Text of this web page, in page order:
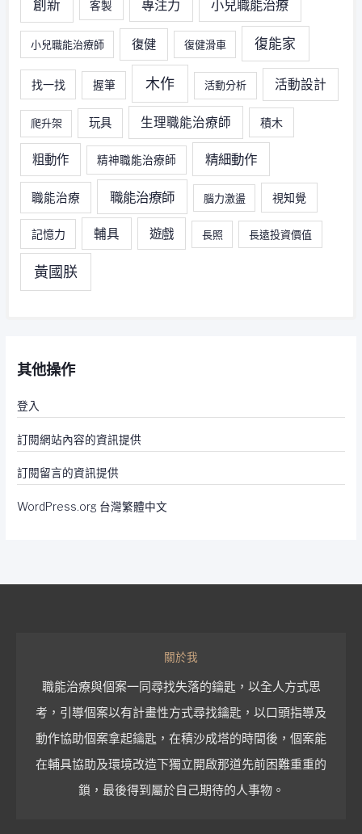
創新 客製 專注力 小兒職能治療
小兒職能治療師 復健 復健滑車 復能家
找一找 握筆 木作 活動分析 活動設計
爬升架 玩具 生理職能治療師 積木
粗動作 精神職能治療師 精細動作
職能治療 職能治療師 腦力激盪 視知覺
記憶力 輔具 遊戲 長照 長遠投資價值
黃國朕
其他操作
登入
訂閱網站內容的資訊提供
訂閱留言的資訊提供
WordPress.org 台灣繁體中文
關於我
職能治療與個案一同尋找失落的鑰匙，以全人方式思
考，引導個案以有計畫性方式尋找鑰匙，以口頭指導及
動作協助個案拿起鑰匙，在積沙成塔的時間後，個案能
在輔具協助及環境改造下獨立開啟那道先前困難重重的
鎖，最後得到屬於自己期待的人事物。